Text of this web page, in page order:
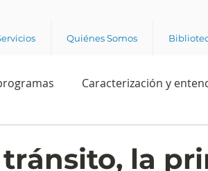
Quiénes Somos
Caracterización y
la